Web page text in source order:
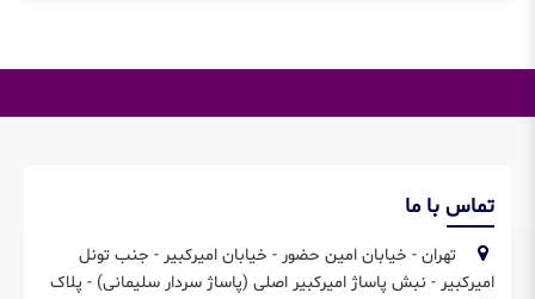
تماس با ما
تهران - خیابان امین حضور - خیابان امیرکبیر - جنب تونل
امیرکبیر - نبش پاساژ امیرکبیر اصلی (پاساژ سردار سلیمانی) - پلاک